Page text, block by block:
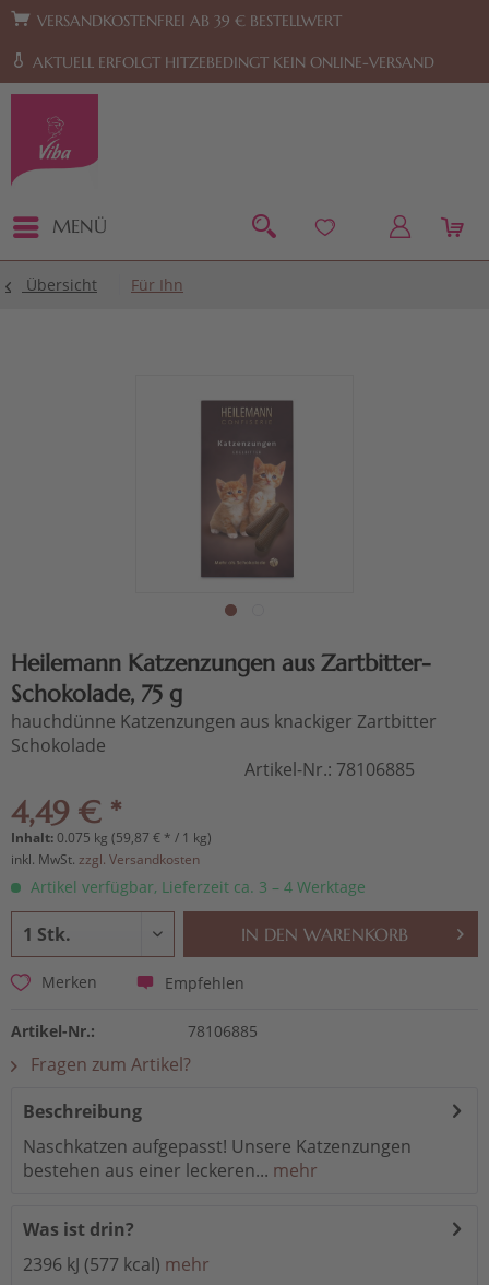
Zur Hauptnavigation springen Zum Footer springen
VERSANDKOSTENFREI AB 39 € BESTELLWERT
AKTUELL ERFOLGT HITZEBEDINGT KEIN ONLINE-VERSAND
MENÜ
Übersicht Für Ihn
Heilemann Katzenzungen aus Zartbitter-
Schokolade, 75 g
hauchdünne Katzenzungen aus knackiger Zartbitter
Schokolade
Artikel-Nr.: 78106885
4,49 € *
Inhalt:0.075 kg (59,87 € * / 1 kg)
inkl. MwSt. zzgl. Versandkosten
Artikel verfügbar, Lieferzeit ca. 3 – 4 Werktage
IN DEN WARENKORB
Merken Empfehlen
Artikel-Nr.: 78106885
Fragen zum Artikel?
Beschreibung
Naschkatzen aufgepasst! Unsere Katzenzungen
bestehen aus einer leckeren... mehr
Was ist drin?
2396 kJ (577 kcal) mehr